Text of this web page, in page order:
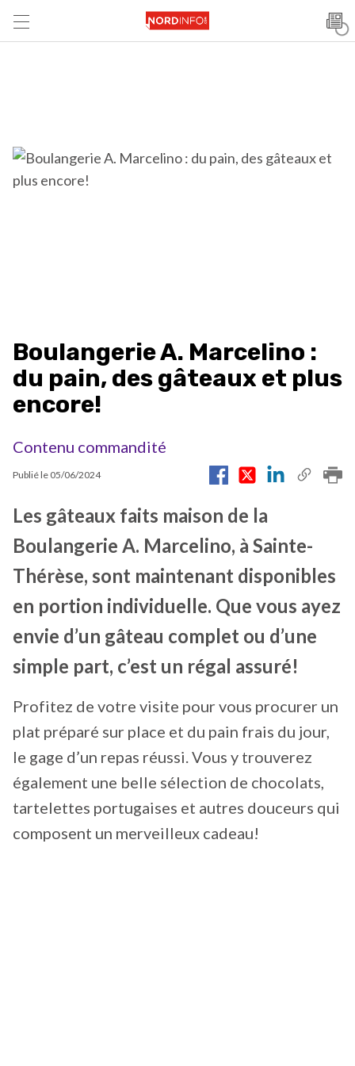
Boulangerie A. Marcelino :
du pain, des gâteaux et plus
encore!
Contenu commandité
Publié le 05/06/2024
Les gâteaux faits maison de la
Boulangerie A. Marcelino, à Sainte-
Thérèse, sont maintenant disponibles
en portion individuelle. Que vous ayez
envie d’un gâteau complet ou d’une
simple part, c’est un régal assuré!
Profitez de votre visite pour vous procurer un
plat préparé sur place et du pain frais du jour,
le gage d’un repas réussi. Vous y trouverez
également une belle sélection de chocolats,
tartelettes portugaises et autres douceurs qui
composent un merveilleux cadeau!